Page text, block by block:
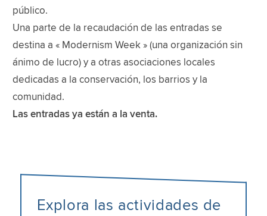
público.
Una parte de la recaudación de las entradas se
destina a « Modernism Week » (una organización sin
ánimo de lucro) y a otras asociaciones locales
dedicadas a la conservación, los barrios y la
comunidad.
Las entradas ya están a la venta.
Explora las actividades de